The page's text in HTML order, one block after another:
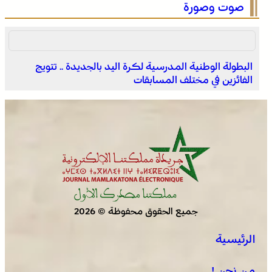
الصحراء المغربية .. كولومبيا تعلن تغييرا في موقفها وتعترف
برقية تعزية ومواساة من أسرة جريدة “مملكتنا” إلى الأستاذ
صوت وصورة
البطولة الوطنية المدرسية لكرة اليد بالجديدة .. تتويج
الفائزين في مختلف المسابقات
جميع الحقوق محفوظة © 2026
الرئيسية